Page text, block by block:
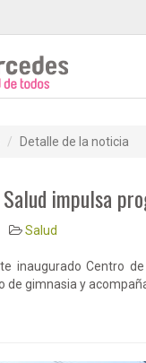
Detalle de la noticia
impulsa
Salud
inaugurado Centro
de gimnasia y